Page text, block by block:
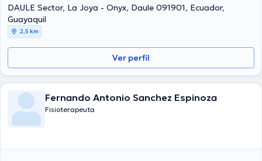
DAULE Sector, La Joya - Onyx, Daule 091901, Ecuador,
Guayaquil
2,5 km
Ver perfil
Fernando Antonio Sanchez Espinoza
Fisioterapeuta